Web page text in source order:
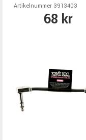
Artikelnummer 3913403
68 kr